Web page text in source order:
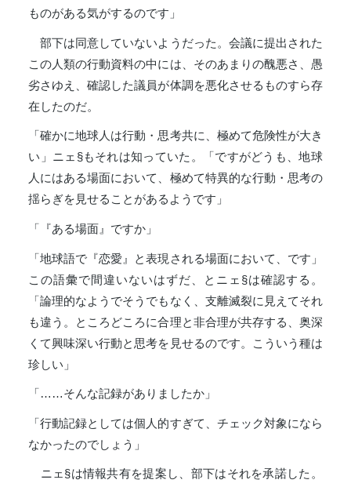
ものがある気がするのです」
部下は同意していないようだった。会議に提出された
この人類の行動資料の中には、そのあまりの醜悪さ、愚
劣さゆえ、確認した議員が体調を悪化させるものすら存
在したのだ。
「確かに地球人は行動・思考共に、極めて危険性が大き
い」ニェ§もそれは知っていた。「ですがどうも、地球
人にはある場面において、極めて特異的な行動・思考の
揺らぎを見せることがあるようです」
「『ある場面』ですか」
「地球語で『恋愛』と表現される場面において、です」
この語彙で間違いないはずだ、とニェ§は確認する。
「論理的なようでそうでもなく、支離滅裂に見えてそれ
も違う。ところどころに合理と非合理が共存する、奥深
くて興味深い行動と思考を見せるのです。こういう種は
珍しい」
「……そんな記録がありましたか」
「行動記録としては個人的すぎて、チェック対象になら
なかったのでしょう」
ニェ§は情報共有を提案し、部下はそれを承諾した。